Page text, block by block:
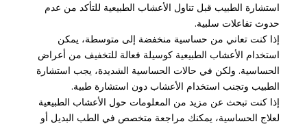
استشارة الطبيب قبل تناول الأعشاب الطبيعية للتأكد من عدم
حدوث تفاعلات سلبية.
إذا كنت تعاني من حساسية منخفضة إلى متوسطة، يمكن
استخدام الأعشاب الطبيعية كوسيلة فعالة للتخفيف من أعراض
الحساسية. ولكن في حالات الحساسية الشديدة، يجب استشارة
الطبيب وتجنب استخدام الأعشاب دون استشارة طبية.
إذا كنت تبحث عن مزيد من المعلومات حول الأعشاب الطبيعية
لعلاج الحساسية، يمكنك مراجعة متخصص في الطب البديل أو